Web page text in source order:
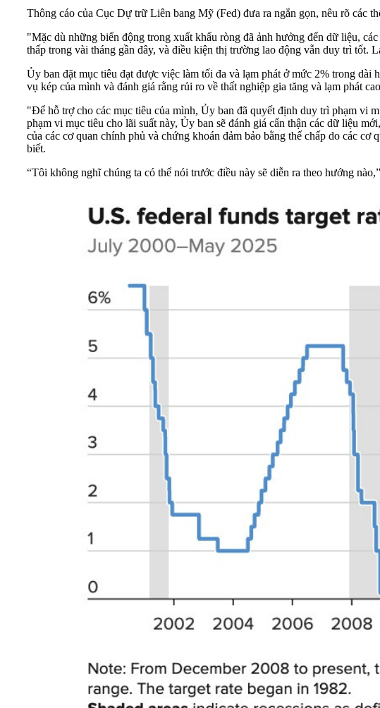
Thông cáo của Cục Dự trữ Liên bang Mỹ (Fed) đưa ra ngắn gọn, nêu rõ các
"Mặc dù những biến động trong xuất khẩu ròng đã ảnh hưởng đến dữ liệu,
thấp trong vài tháng gần đây, và điều kiện thị trường lao động vẫn duy trì tốt.
Ủy ban đặt mục tiêu đạt được việc làm tối đa và lạm phát ở mức 2% trong
vụ kép của mình và đánh giá rằng rủi ro về thất nghiệp gia tăng và lạm phát
"Để hỗ trợ cho các mục tiêu của mình, Ủy ban đã quyết định duy trì phạm vi
phạm vi mục tiêu cho lãi suất này, Ủy ban sẽ đánh giá cẩn thận các dữ liệu
của các cơ quan chính phủ và chứng khoán đảm bảo bằng thế chấp do các
biết.
“Tôi không nghĩ chúng ta có thể nói trước điều này sẽ diễn ra theo hướng